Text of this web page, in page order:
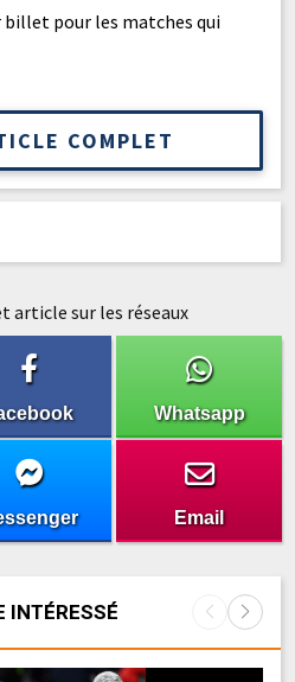
billet pour les matches qui
COMPLET
article sur les réseaux
Whatsapp
Email
INTÉRESSÉ